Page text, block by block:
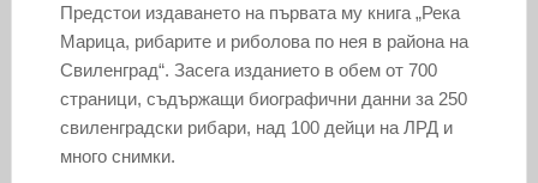
Предстои издаването на първата му книга „Река
Марица, рибарите и риболова по нея в района на
Свиленград“. Засега изданието в обем от 700
страници, съдържащи биографични данни за 250
свиленградски рибари, над 100 дейци на ЛРД и
много снимки.